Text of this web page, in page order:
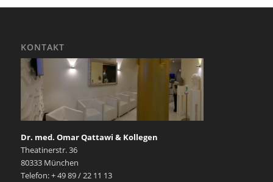
KONTAKT
Dr. med. Omar Qattawi & Kollegen
Theatinerstr. 36
80333 München
Telefon: + 49 89 / 22 11 13